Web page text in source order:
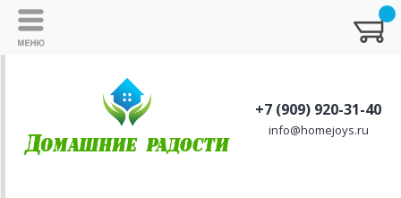
+7 (909) 920-31-40
info@homejoys.ru